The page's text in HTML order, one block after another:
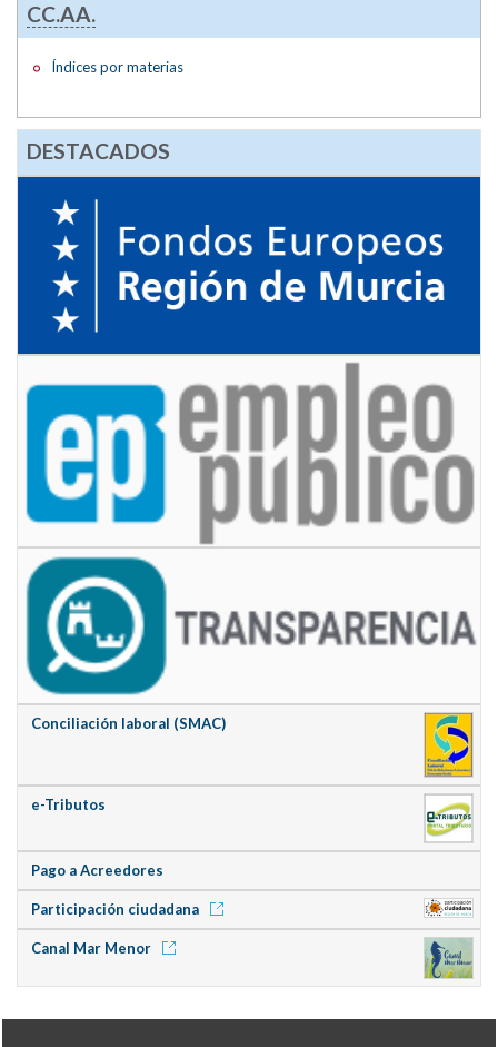
CC.AA.
Índices por materias
DESTACADOS
Conciliación laboral (SMAC)
e-Tributos
Pago a Acreedores
Participación ciudadana
Canal Mar Menor